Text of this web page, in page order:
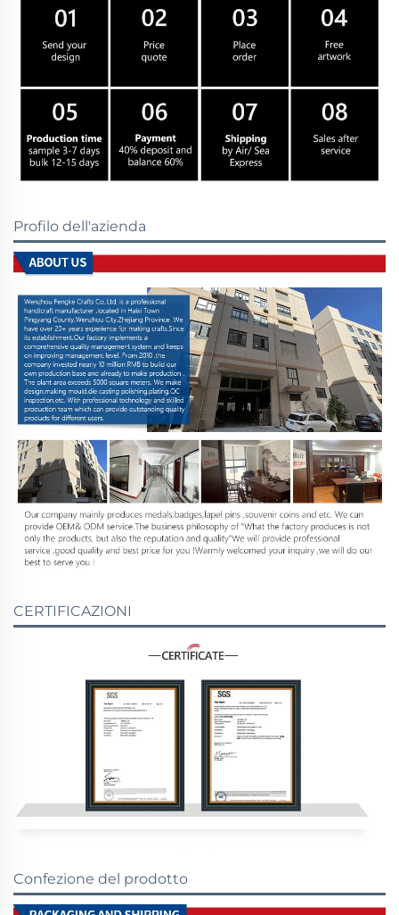
Profilo dell'azienda
CERTIFICAZIONI
Confezione del prodotto